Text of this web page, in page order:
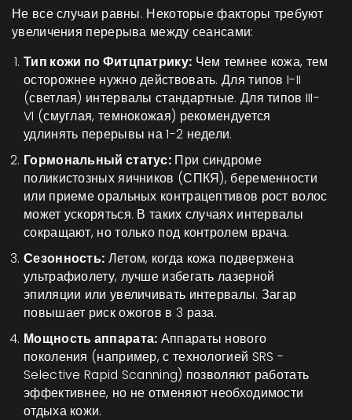
Не все случаи равны. Некоторые факторы требуют
увеличения перерыва между сеансами:
Тип кожи по Фитцпатрику: Чем темнее кожа, тем
осторожнее нужно действовать. Для типов I-II
(светлая) интервалы стандартные. Для типов III-
VI (смуглая, темнокожая) рекомендуется
удлинять перерывы на 1-2 недели.
Гормональный статус: При синдроме
поликистозных яичников (СПКЯ), беременности
или приеме оральных контрацептивов рост волос
может ускоряться. В таких случаях интервалы
сокращают, но только под контролем врача.
Сезонность: Летом, когда кожа подвержена
ультрафиолету, лучше избегать лазерной
эпиляции или увеличивать интервалы. Загар
повышает риск ожогов в 3 раза.
Мощность аппарата: Аппараты нового
поколения (например, с технологией SRS -
Selective Rapid Scanning) позволяют работать
эффективнее, но не отменяют необходимости
отдыха кожи.